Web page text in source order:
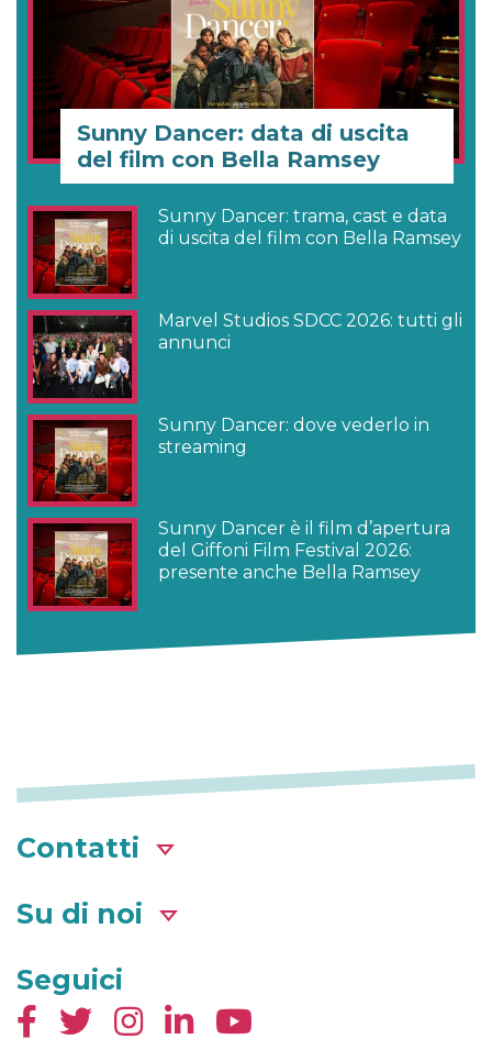
Sunny Dancer: data di uscita
del film con Bella Ramsey
Sunny Dancer: trama, cast e data
di uscita del film con Bella Ramsey
Marvel Studios SDCC 2026: tutti gli
annunci
Sunny Dancer: dove vederlo in
streaming
Sunny Dancer è il film d’apertura
del Giffoni Film Festival 2026:
presente anche Bella Ramsey
Contatti
Su di noi
Seguici